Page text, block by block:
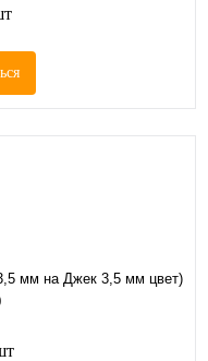
мм на Джек 3,5 мм цвет)